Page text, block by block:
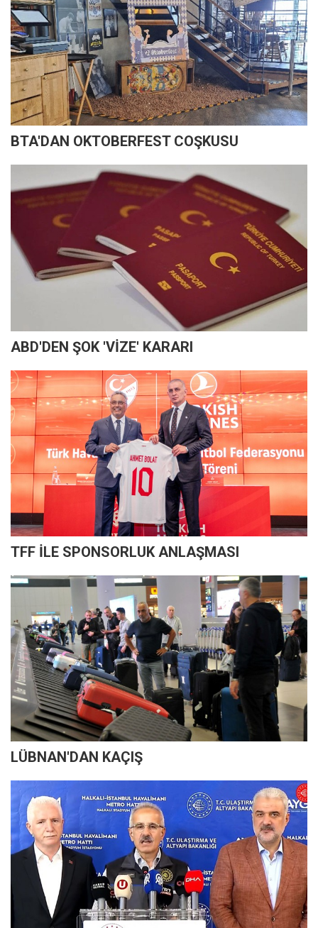
BTA'DAN OKTOBERFEST COŞKUSU
ABD'DEN ŞOK 'VİZE' KARARI
TFF İLE SPONSORLUK ANLAŞMASI
LÜBNAN'DAN KAÇIŞ